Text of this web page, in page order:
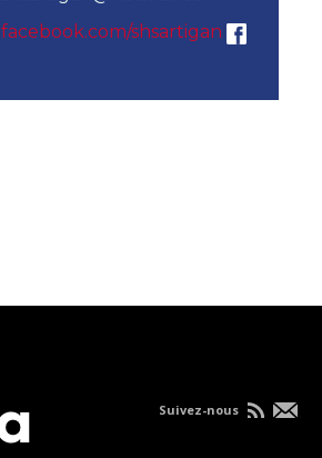
facebook.com/shsartigan
Suivez-nous